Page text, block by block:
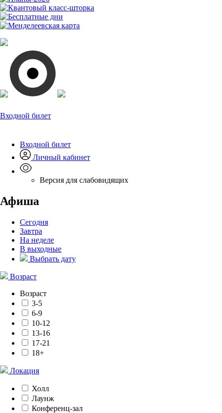
Входной билет
Входной билет
Личный кабинет
Версия для слабовидящих
Афиша
Сегодня
Завтра
На неделе
В выходные
Выбрать дату
Возраст
Возраст
3-5
6-9
10-12
13-16
17-21
18+
Локация
Холл
Лаунж
Конференц-зал